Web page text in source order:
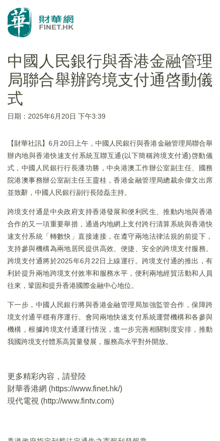
中國人民銀行與香港金融管理
局聯合舉辦跨境支付通啓動儀
式
日期：2025年6月20日 下午3:39
【財華社訊】6月20日上午，中國人民銀行與香港金融管理局聯合舉
辦内地與香港快速支付系統互聯互通(以下簡稱跨境支付通)啓動儀
式，中國人民銀行行長潘功勝，中央港澳工作辦公室副主任、國務
院港澳事務辦公室副主任王靈桂，香港金融管理局總裁余偉文出席
並致辭，中國人民銀行副行長陸磊主持。
跨境支付通是中央政府支持香港發展和便利民生、推動内地與香港
合作的又一項重要舉措，通過内地網上支付跨行清算系統與香港快
速支付系統「轉數快」直接連接，在遵守兩地法律法規的前提下，
支持參與機構為兩地居民提供高效、便捷、安全的跨境支付服務。
跨境支付通將於2025年6月22日上線運行。跨境支付通的推出，有
利於提升兩地跨境支付效率和服務水平，便利兩地經貿活動和人員
往來，鞏固和提升香港國際金融中心地位。
下一步，中國人民銀行將與香港金融管理局加強監管合作，保障跨
境支付通平穩有序運行。會同兩地快速支付系統運營機構和各參與
機構，根據跨境支付通運行情況，進一步完善相關制度安排，推動
我國跨境支付體系高質量發展，服務高水平對外開放。
更多精彩內容，請登陸
財華香港網 (https://www.finet.hk/)
現代電視 (http://www.fintv.com)